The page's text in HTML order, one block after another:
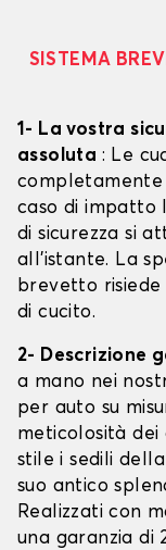
SISTEMA
1- La vostra
assoluta : Le
completamente
caso di impatto
di sicurezza si
all'istante. La
brevetto risiede
di cucito.
2- Descrizione
a mano nei
per auto su
meticolosità
stile i sedili
suo antico
Realizzati con
una garanzia di